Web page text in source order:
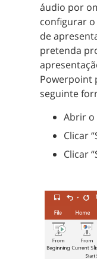
áudio por
configurar
de
pretenda
Powerpoint
seguinte
Abrir
Clicar
Clicar